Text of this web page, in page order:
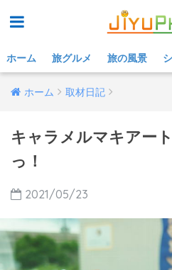
ホーム 旅グルメ 旅の風景
ホーム 取材日記
キャラメルマキアー
っ！
2021/05/23